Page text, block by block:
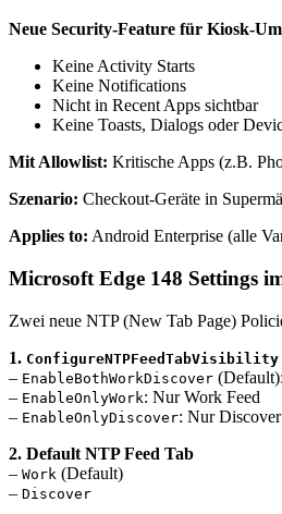
Neue Security-Feature für Kiosk-
Keine Activity Starts
Keine Notifications
Nicht in Recent Apps sichtbar
Keine Toasts, Dialogs oder
Mit Allowlist: Kritische Apps (z.B.
Szenario: Checkout-Geräte in
Applies to: Android Enterprise (alle
Microsoft Edge 148 Settings
Zwei neue NTP (New Tab Page)
1. ConfigureNTPFeedTabVisibility
– EnableBothWorkDiscover
– EnableOnlyWork: Nur Work Feed
– EnableOnlyDiscover: Nur Discover
2. Default NTP Feed Tab
– Work (Default)
– Discover